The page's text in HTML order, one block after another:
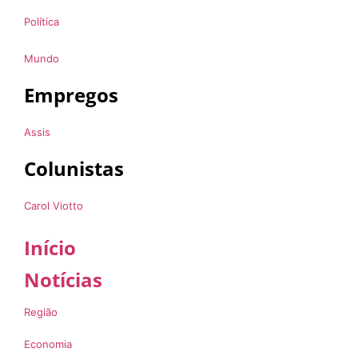
Política
Mundo
Empregos
Assis
Colunistas
Carol Viotto
Início
Notícias
Região
Economia